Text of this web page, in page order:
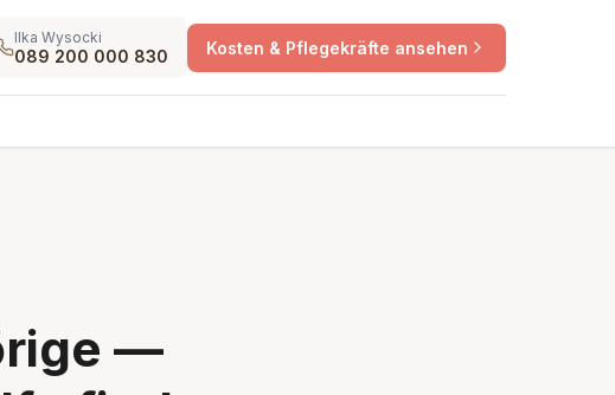
Ilka Wysocki
089 200 000 830 Kosten & Pflegekräfte ansehen
—